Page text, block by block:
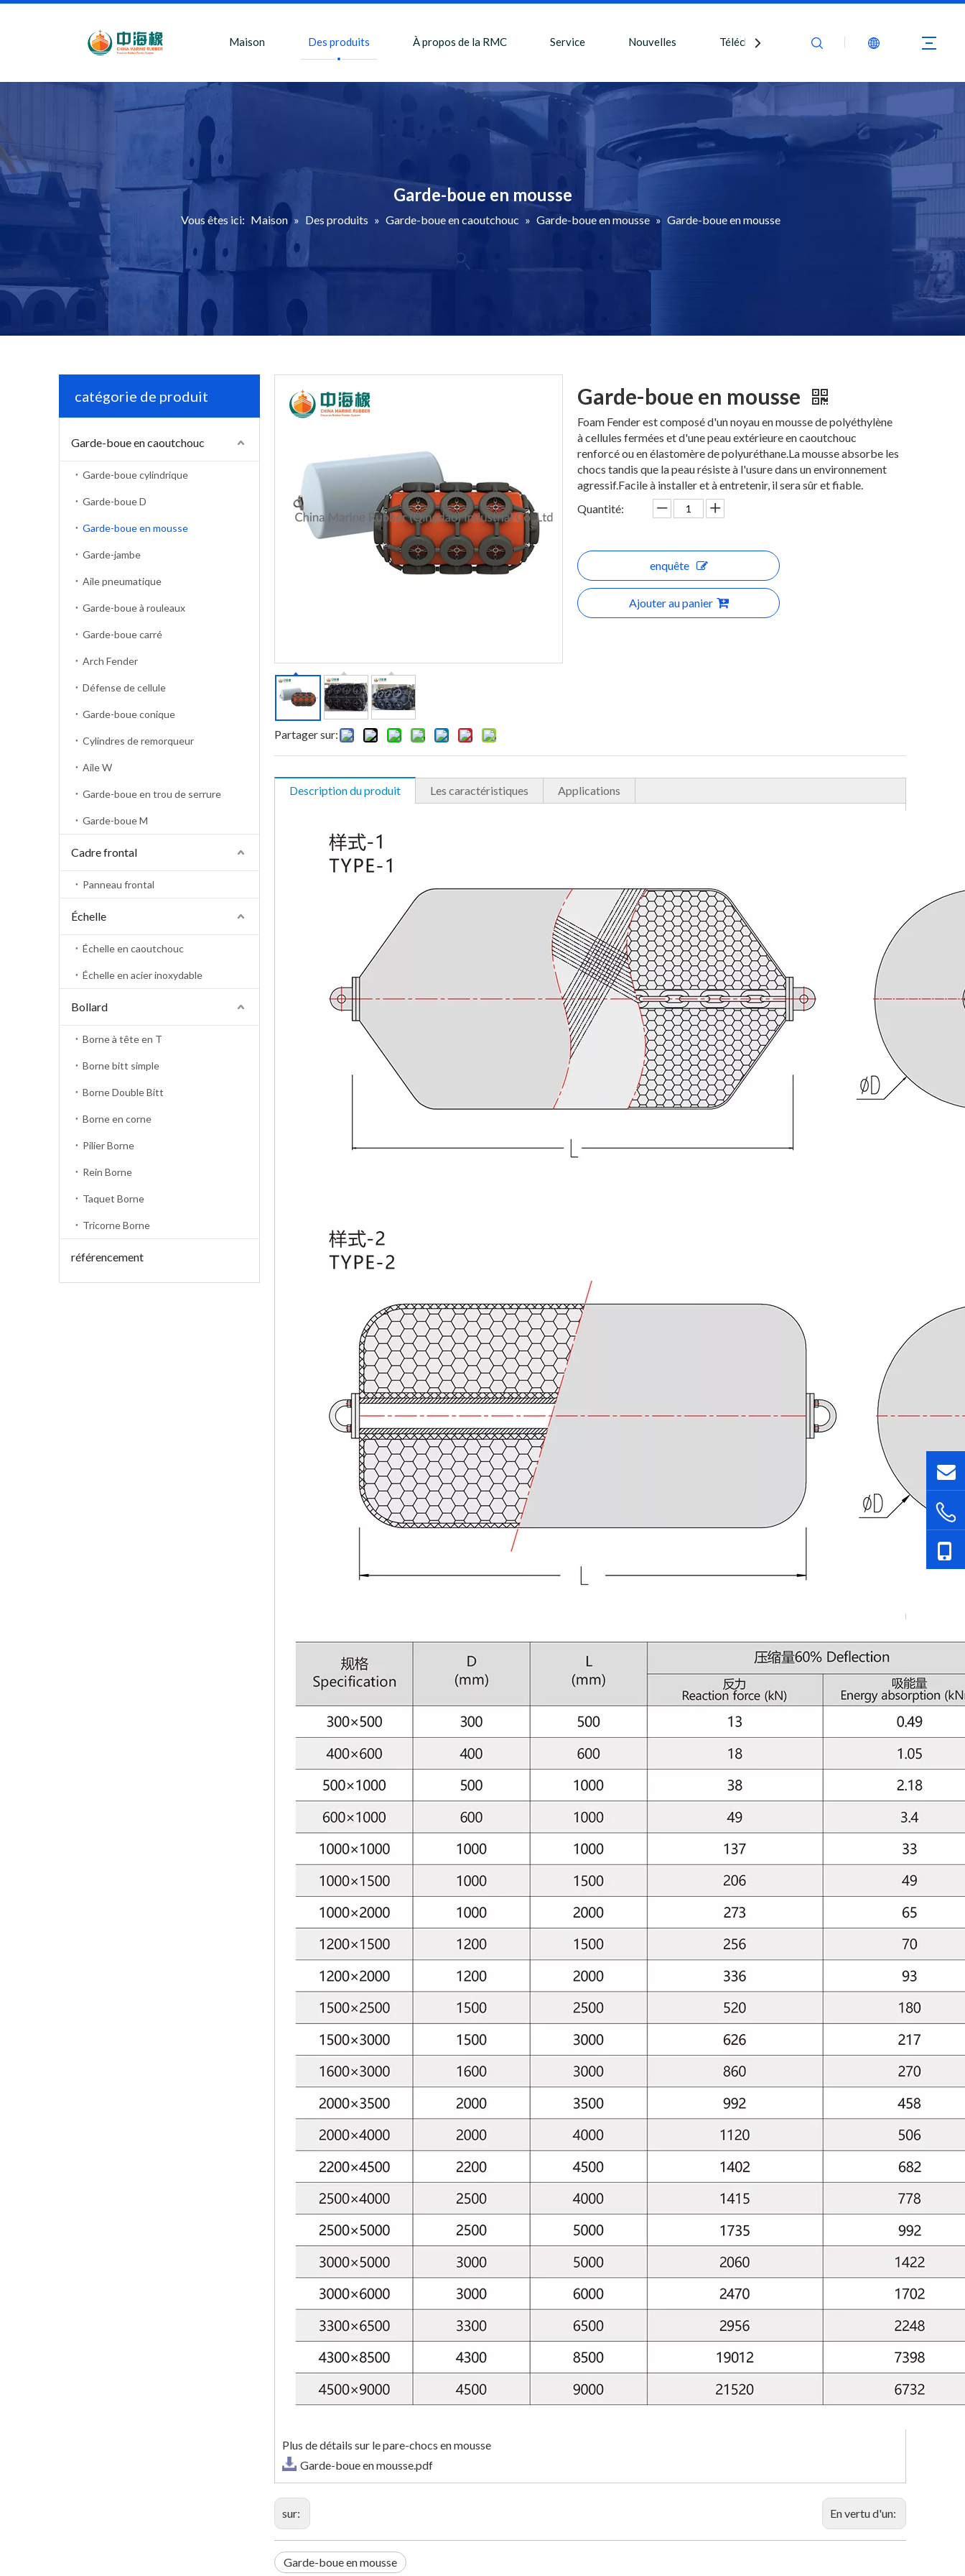
Maison Des produits À propos de la RMC Service Nouvelles Télécharger Nous contacter
Garde-boue en mousse
Vous êtes ici: Maison » Des produits » Garde-boue en caoutchouc » Garde-boue en mousse » Garde-boue en mousse
catégorie de produit
Garde-boue en caoutchouc
Garde-boue cylindrique
Garde-boue D
Garde-boue en mousse
Garde-jambe
Aile pneumatique
Garde-boue à rouleaux
Garde-boue carré
Arch Fender
Défense de cellule
Garde-boue conique
Cylindres de remorqueur
Aile W
Garde-boue en trou de serrure
Garde-boue M
Cadre frontal
Panneau frontal
Échelle
Échelle en caoutchouc
Échelle en acier inoxydable
Bollard
Borne à tête en T
Borne bitt simple
Borne Double Bitt
Borne en corne
Pilier Borne
Rein Borne
Taquet Borne
Tricorne Borne
référencement
Partager sur:
Garde-boue en mousse
Foam Fender est composé d'un noyau en mousse de polyéthylène
à cellules fermées et d'une peau extérieure en caoutchouc
renforcé ou en élastomère de polyuréthane.La mousse absorbe les
chocs tandis que la peau résiste à l'usure dans un environnement
agressif.Facile à installer et à entretenir, il sera sûr et fiable.
Quantité:
enquête
Ajouter au panier
Description du produit Les caractéristiques Applications
Plus de détails sur le pare-chocs en mousse
Garde-boue en mousse.pdf
sur: En vertu d'un:
Garde-boue en mousse